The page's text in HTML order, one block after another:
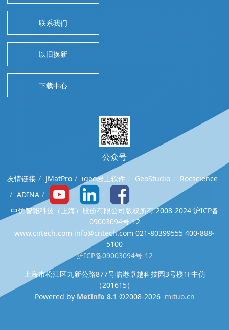
联系我们
以旧换新
下载中心
公众号
友情链接 JMatPro igeo岩土软件 GeoStudio
Rocscience
ADINA
中仿智能科技（上海）股份有限公司版权所有 2008-2024 沪ICP备
09003094号-12
www.cntech.com info@cntech.com 021-80399555 400-888-
5100
沪ICP备09003094号-12
上海市松江区九新公路877号临港卓越科技园3号楼1F中仿
（201615）
Powered by MetInfo 8.1 ©2008-2026 mituo.cn